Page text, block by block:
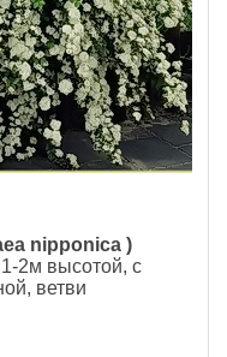
nipponica )
1-2м высотой, с
ветви